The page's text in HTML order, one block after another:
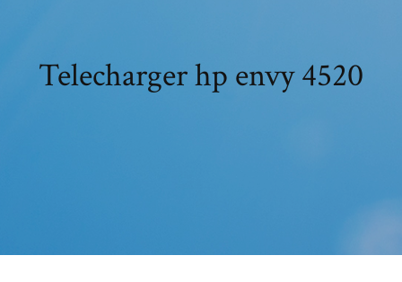
Telecharger hp envy 4520